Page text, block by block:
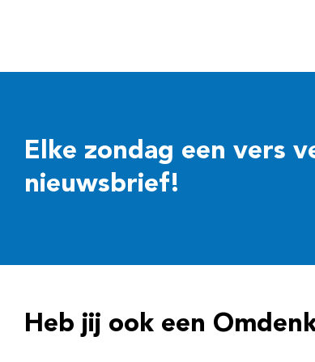
Elke zondag een vers
nieuwsbrief!
Heb jij ook een